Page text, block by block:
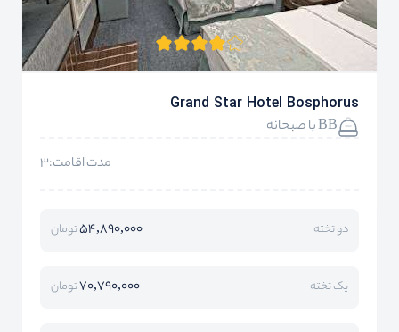
Grand Star Hotel Bosphorus
BB با صبحانه
مدت اقامت:3
دو تخته 54,890,000تومان
یک تخته 70,790,000تومان